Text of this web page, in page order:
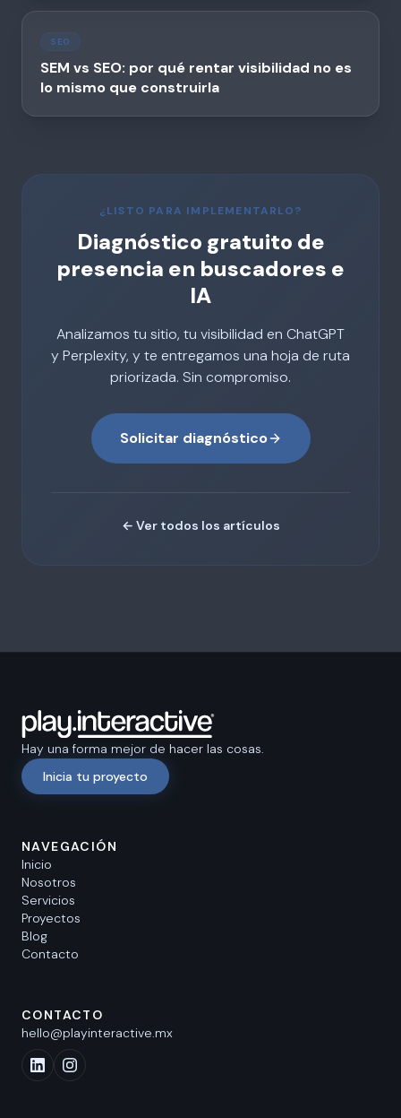
SEO
SEM vs SEO: por qué rentar visibilidad no es
lo mismo que construirla
¿LISTO PARA IMPLEMENTARLO?
Diagnóstico gratuito de
presencia en buscadores e
IA
Analizamos tu sitio, tu visibilidad en ChatGPT
y Perplexity, y te entregamos una hoja de ruta
priorizada. Sin compromiso.
Solicitar diagnóstico
← Ver todos los artículos
Hay una forma mejor de hacer las cosas.
Inicia tu proyecto
NAVEGACIÓN
Inicio
Nosotros
Servicios
Proyectos
Blog
Contacto
CONTACTO
hello@playinteractive.mx